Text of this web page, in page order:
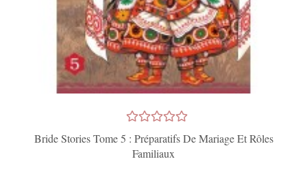
Bride Stories Tome 5 : Préparatifs De Mariage Et Rôles
Familiaux